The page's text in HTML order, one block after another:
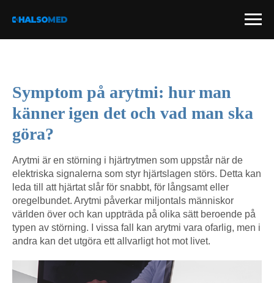
Symptom på arytmi: hur man
känner igen det och vad man ska
göra?
Arytmi är en störning i hjärtrytmen som uppstår när de
elektriska signalerna som styr hjärtslagen störs. Detta kan
leda till att hjärtat slår för snabbt, för långsamt eller
oregelbundet. Arytmi påverkar miljontals människor
världen över och kan uppträda på olika sätt beroende på
typen av störning. I vissa fall kan arytmi vara ofarlig, men i
andra kan det utgöra ett allvarligt hot mot livet.